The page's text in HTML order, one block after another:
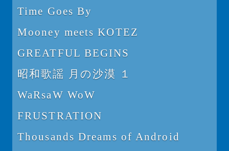
Time Goes By
Mooney meets KOTEZ
GREATFUL BEGINS
昭和歌謡 月の沙漠 １
WaRsaW WoW
FRUSTRATION
Thousands Dreams of Android